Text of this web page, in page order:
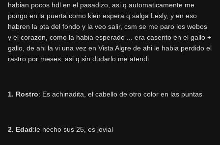
habian pocos hdl en el pasadizo, asi q automaticamente me
pongo en la puerta como kien espera q salga Lesly, y en eso
habren la pta del fondo y la veo salir, csm se me paro los webos
y el corazon, como la habia esperado ... era caserito en el gallo +
gallo, de ahi la vi una vez en Vista Algre de ahi le habia perdido el
rastro por meses, asi q sin dudarlo me atendi
1. Rostro: Es achinadita, el cabello de otro color en las puntas
2. Edad:le hecho sus 25, es jovial